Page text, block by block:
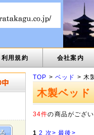
利用規約 会社案内
TOP > ベッド > 木
木製ベッド
34件の商品がござい
1 2 次> 最後>